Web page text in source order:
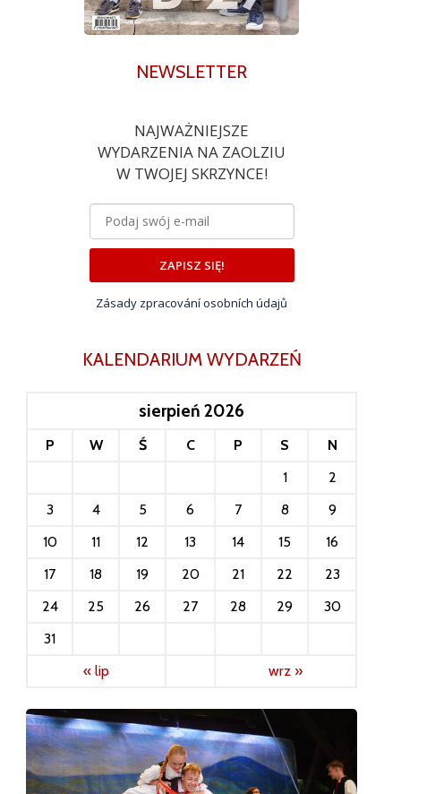
NEWSLETTER
NAJWAŻNIEJSZE
WYDARZENIA NA ZAOLZIU
W TWOJEJ SKRZYNCE!
ZAPISZ SIĘ!
Zásady zpracování osobních údajů
KALENDARIUM WYDARZEŃ
sierpień 2026
P W Ś C P S
N
1
2
3
4 5 6 7 8
9
10
11 12 13 14 15
16
17
18 19 20 21 22
23
24
25 26 27 28 29
30
31
« lip
wrz »